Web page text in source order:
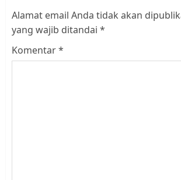
Alamat email Anda tidak akan
yang wajib ditandai *
Komentar*